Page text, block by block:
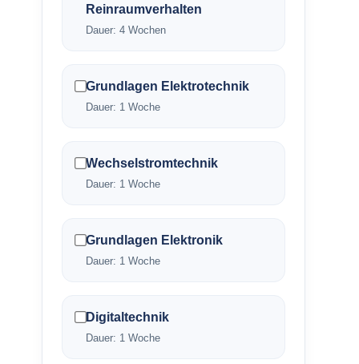
Reinraumverhalten
Dauer: 4 Wochen
Grundlagen Elektrotechnik
Dauer: 1 Woche
Wechselstromtechnik
Dauer: 1 Woche
Grundlagen Elektronik
Dauer: 1 Woche
Digitaltechnik
Dauer: 1 Woche